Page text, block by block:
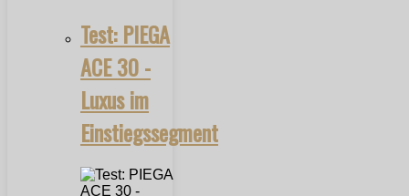
Test: PIEGA
ACE 30 -
Luxus im
Einstiegssegment